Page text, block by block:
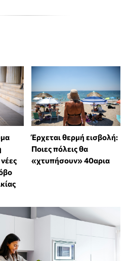
Έρχεται θερμή εισβολή:
Ποιες πόλεις θα
«χτυπήσουν» 40αρια